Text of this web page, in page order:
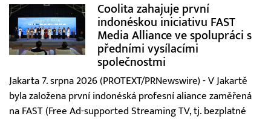
Coolita zahajuje první
indonéskou iniciativu FAST
Media Alliance ve spolupráci s
předními vysílacími
společnostmi
Jakarta 7. srpna 2026 (PROTEXT/PRNewswire) - V Jakartě
byla založena první indonéská profesní aliance zaměřená
na FAST (Free Ad-supported Streaming TV, tj. bezplatné